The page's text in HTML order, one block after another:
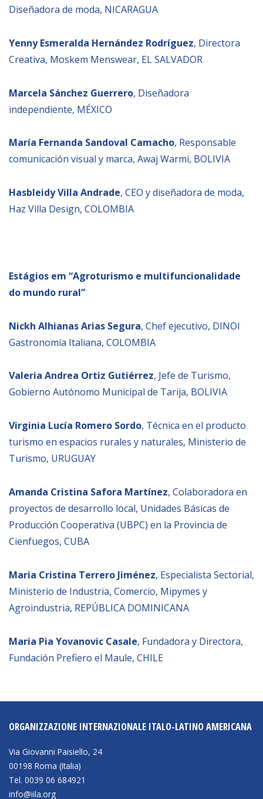
Diseñadora de moda, NICARAGUA
Yenny Esmeralda Hernández Rodríguez, Directora
Creativa, Moskem Menswear, EL SALVADOR
Marcela Sánchez Guerrero, Diseñadora
independiente, MÉXICO
María Fernanda Sandoval Camacho, Responsable
comunicación visual y marca, Awaj Warmi, BOLIVIA
Hasbleidy Villa Andrade, CEO y diseñadora de moda,
Haz Villa Design, COLOMBIA
Estágios em “Agroturismo e multifuncionalidade
do mundo rural”
Nickh Alhianas Arias Segura, Chef ejecutivo, DINOI
Gastronomía Italiana, COLOMBIA
Valeria Andrea Ortiz Gutiérrez, Jefe de Turismo,
Gobierno Autónomo Municipal de Tarija, BOLIVIA
Virginia Lucía Romero Sordo, Técnica en el producto
turismo en espacios rurales y naturales, Ministerio de
Turismo, URUGUAY
Amanda Cristina Safora Martínez, Colaboradora en
proyectos de desarrollo local, Unidades Básicas de
Producción Cooperativa (UBPC) en la Provincia de
Cienfuegos, CUBA
Maria Cristina Terrero Jiménez, Especialista Sectorial,
Ministerio de Industria, Comercio, Mipymes y
Agroindustria, REPÚBLICA DOMINICANA
Maria Pia Yovanovic Casale, Fundadora y Directora,
Fundación Prefiero el Maule, CHILE
ORGANIZZAZIONE INTERNAZIONALE ITALO-LATINO AMERICANA
Via Giovanni Paisiello, 24
00198 Roma (Italia)
Tel. 0039 06 684921
info@iila.org